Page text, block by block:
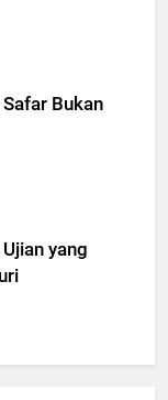
Bukan
yang